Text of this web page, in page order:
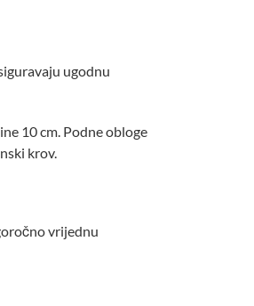
ugodnu
10 cm. Podne obloge
krov.
vrijednu